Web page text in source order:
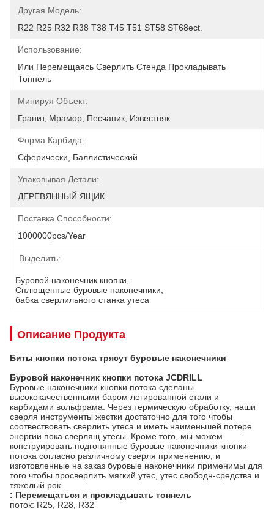
Другая Модель:
R22 R25 R32 R38 T38 T45 T51 ST58 ST68ect.
Использование:
Или Перемещаясь Сверлить Стенда Прокладывать
Тоннель
Минируя Объект:
Гранит, Мрамор, Песчаник, Известняк
Форма Карбида:
Сферически, Баллистический
Упаковывая Детали:
ДЕРЕВЯННЫЙ ЯЩИК
Поставка Способности:
1000000pcs/year
Выделить:
Буровой наконечник кнопки
Сплющенные буровые наконечники
бабка сверлильного станка утеса
Описание Продукта
Биты кнопки потока трясут буровые наконечники
Буровой наконечник кнопки потока JCDRILL
Буровые наконечники кнопки потока сделаны
высококачественными баром легированной стали и
карбидами вольфрама. Через термическую обработку, наши
сверля инструменты жестки достаточно для того чтобы
соотвествовать сверлить утеса и иметь наименьшей потере
энергии пока сверлящ утесы. Кроме того, мы можем
конструировать подгонянные буровые наконечники кнопки
потока согласно различному сверля применению, и
изготовленные на заказ буровые наконечники применимы для
того чтобы просверлить мягкий утес, утес свободн-средства и
тяжелый рок.
: Перемещаться и прокладывать тоннель
поток: R25, R28, R32